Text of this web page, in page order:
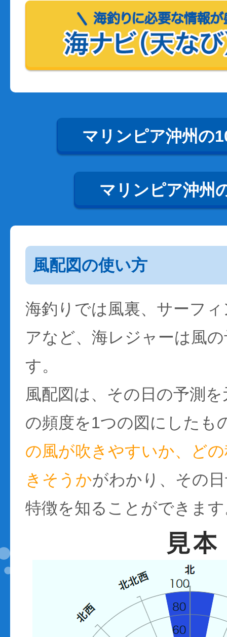
マリンピア沖州の
マリンピア沖州
風配図の使い方
海釣りでは風裏、サーフ
アなど、海レジャーは風
す。
風配図は、その日の予測
の頻度を1つの図にしたも
の風が吹きやすいか、ど
きそうかがわかり、その
特徴を知ることができま